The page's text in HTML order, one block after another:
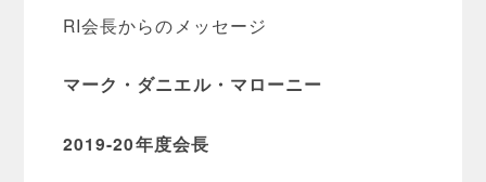
RI会長からのメッセージ
マーク・ダニエル・マローニー
2019-20年度会長